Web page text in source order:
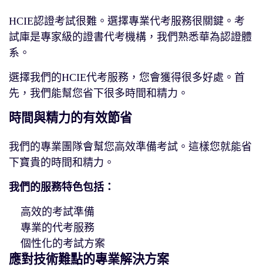
HCIE認證考試很難。選擇專業代考服務很關鍵。考
試庫是專家級的證書代考機構，我們熟悉華為認證體
系。
選擇我們的HCIE代考服務，您會獲得很多好處。首
先，我們能幫您省下很多時間和精力。
時間與精力的有效節省
我們的專業團隊會幫您高效準備考試。這樣您就能省
下寶貴的時間和精力。
我們的服務特色包括：
高效的考試準備
專業的代考服務
個性化的考試方案
應對技術難點的專業解決方案